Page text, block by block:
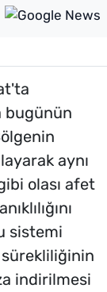
bugünün
aynı
olası afet
sistemi
indirilmesi